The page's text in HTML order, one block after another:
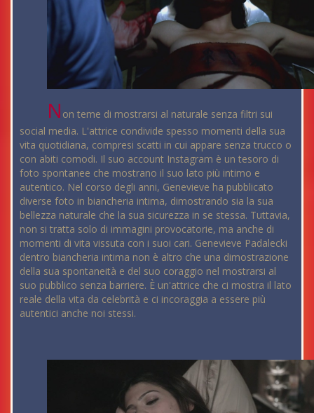
N on teme di mostrarsi al naturale senza filtri sui
social media. L'attrice condivide spesso momenti della sua
vita quotidiana, compresi scatti in cui appare senza trucco o
con abiti comodi. Il suo account Instagram è un tesoro di
foto spontanee che mostrano il suo lato più intimo e
autentico. Nel corso degli anni, Genevieve ha pubblicato
diverse foto in biancheria intima, dimostrando sia la sua
bellezza naturale che la sua sicurezza in se stessa. Tuttavia,
non si tratta solo di immagini provocatorie, ma anche di
momenti di vita vissuta con i suoi cari. Genevieve Padalecki
dentro biancheria intima non è altro che una dimostrazione
della sua spontaneità e del suo coraggio nel mostrarsi al
suo pubblico senza barriere. È un'attrice che ci mostra il lato
reale della vita da celebrità e ci incoraggia a essere più
autentici anche noi stessi.